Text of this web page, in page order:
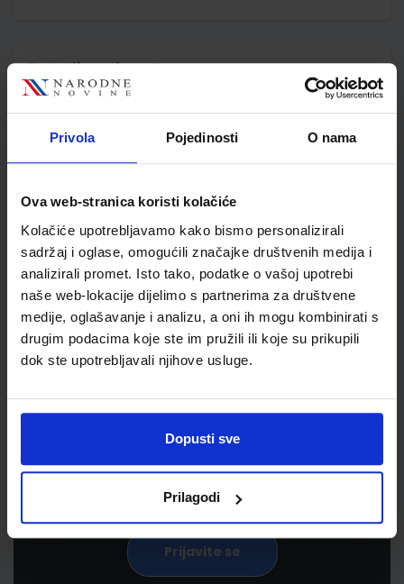
Privola Pojedinosti O nama
Ova web-stranica koristi kolačiće
Kolačiće upotrebljavamo kako bismo personalizirali
sadržaj i oglase, omogućili značajke društvenih medija i
analizirali promet. Isto tako, podatke o vašoj upotrebi
naše web-lokacije dijelimo s partnerima za društvene
medije, oglašavanje i analizu, a oni ih mogu kombinirati s
drugim podacima koje ste im pružili ili koje su prikupili
dok ste upotrebljavali njihove usluge.
Dopusti sve
Prilagodi
Detalji proizvoda
Šifra proizvoda
Newsletter prijava
Prijavite se kako bi primali informacije o novim
proizvodima i uslugama, akcijama i drugim
pogodnostima